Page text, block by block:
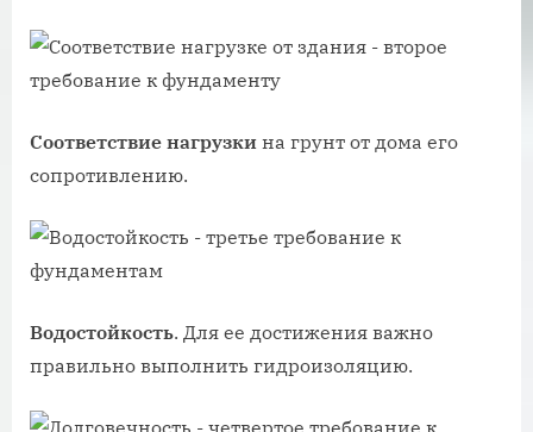
Соответствие нагрузки на грунт от дома его
сопротивлению.
Водостойкость. Для ее достижения важно
правильно выполнить гидроизоляцию.